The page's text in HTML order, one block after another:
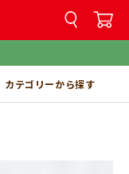
カテゴリーから探す